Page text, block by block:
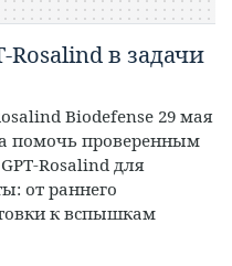
в задачи
Biodefense 29 мая
помочь проверенным
для
от раннего
к вспышкам